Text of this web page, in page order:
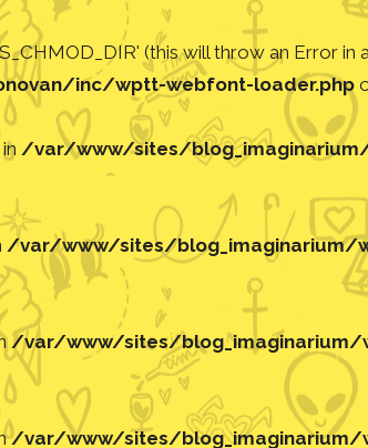
(this will throw an Error in
inc/wptt-webfont-loader.php
/var/www/sites/
/var/www/sites/blog_imaginarium/
/var/www/sites/blog_imaginarium/
/var/www/sites/blog_imaginarium/